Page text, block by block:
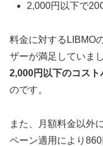
2,000円以下で
料金に対するLIBMO
ザーが満足していまし
2,000円以下のコスト
のです。
また、月額料金以外
ペーン適用により